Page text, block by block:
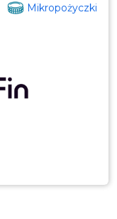
Mikropożyczki